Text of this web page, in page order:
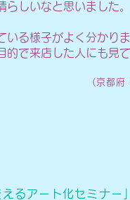
しいなと思いました。
る様子がよく分かりま
的で来店した人にも見
(京都府
えるアート化セミナ